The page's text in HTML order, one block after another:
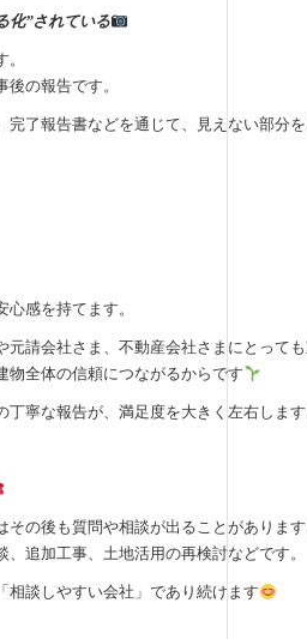
化”されている
の報告です。
了報告書などを通じて、見えない部分
感を持てます。
請会社さま、不動産会社さまにとっても
全体の信頼につながるからです
寧な報告が、満足度を大きく左右します
の後も質問や相談が出ることがあります
追加工事、土地活用の再検討などです。
談しやすい会社」であり続けます